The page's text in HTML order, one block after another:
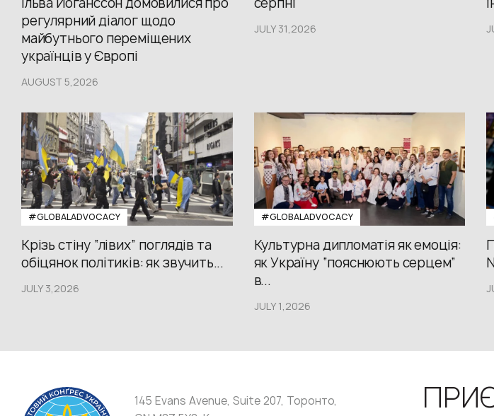
регулярний діалог щодо
майбутнього переміщених
українців у Європі
AUGUST 5,2026
JULY 31,2026
#GLOBALADVOCACY
Крізь стіну “лівих” поглядів та
обіцянок політиків: як звучить...
JULY 3,2026
#GLOBALADVOCACY
Культурна дипломатія як емоція:
як Україну “пояснюють серцем”
в...
JULY 1,2026
145 Evans Avenue, Suite 207, Торонто,